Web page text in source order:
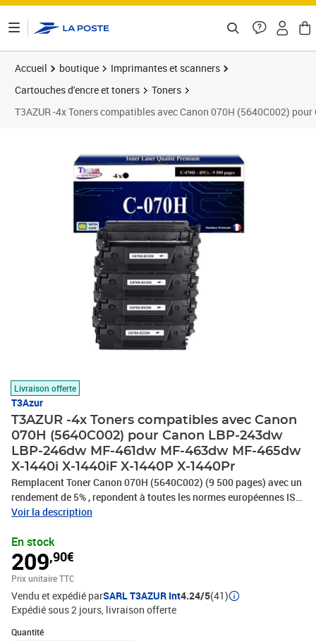
Accueil boutique
Imprimantes et scanners
Cartouches d'encre et toners
Toners
T3AZUR -4x Toners compatibles avec Canon 070H (5640C002)
Livraison offerte
T3Azur
T3AZUR -4x Toners compatibles avec Canon
070H (5640C002) pour Canon LBP-243dw
LBP-246dw MF-461dw MF-463dw MF-465dw
X-1440i X-1440iF X-1440P X-1440Pr
Remplacent Toner Canon 070H (5640C002) (9 500 pages) avec un
rendement de 5% , repondent à toutes les normes européennes ISO
9001/14001, STMC, CE, ROHS - 100% Compatible - Encre de haute
T3AZUR
Voir la description
En stock
209,90€
Prix unitaire TTC
Vendu et expédié parSARL T3AZUR Int4.24/5(41)
Expédié sous 2 jours livraison offerte
Quantité
Quantité : 1